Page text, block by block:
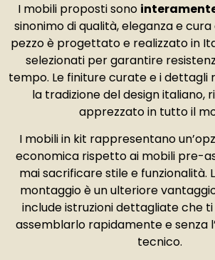
I mobili proposti sono
sinonimo di qualità, eleganza e
pezzo è progettato e realizzato in
selezionati per garantire
tempo. Le finiture curate e i
la tradizione del design italiano,
apprezzato in tutto il
I mobili in kit rappresentano
economica rispetto ai mobili pre-
mai sacrificare stile e funzionalità.
montaggio è un ulteriore
include istruzioni dettagliate che
assemblarlo rapidamente e senza
tecnico.